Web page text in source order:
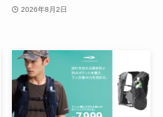
2026年8月2日